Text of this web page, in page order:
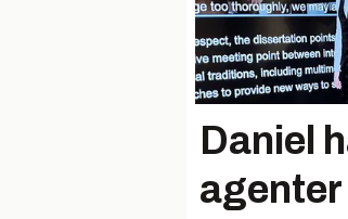
Daniel
agenter